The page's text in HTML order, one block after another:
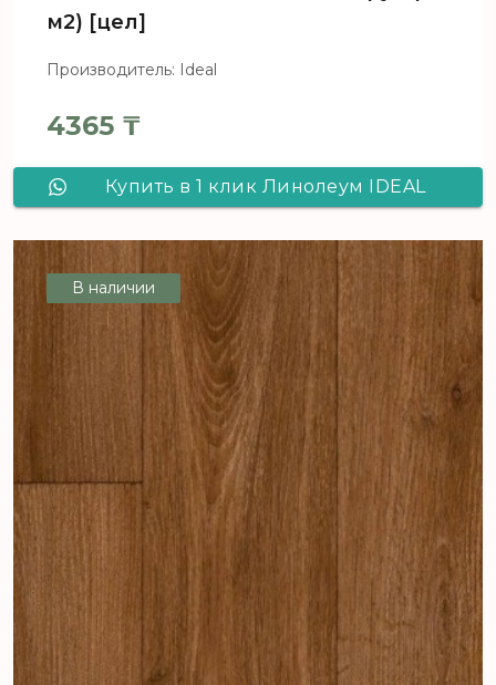
м2) [цел]
Производитель: Ideal
4365 ₸
Купить в 1 клик Линолеум IDEAL
- 4,0 м, рул (80 м2) [цел]
В наличии